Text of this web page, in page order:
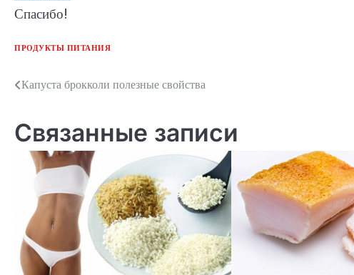
Спасибо!
ПРОДУКТЫ ПИТАНИЯ
Навигация
записям
Капуста брокколи полезные свойства
Связанные записи